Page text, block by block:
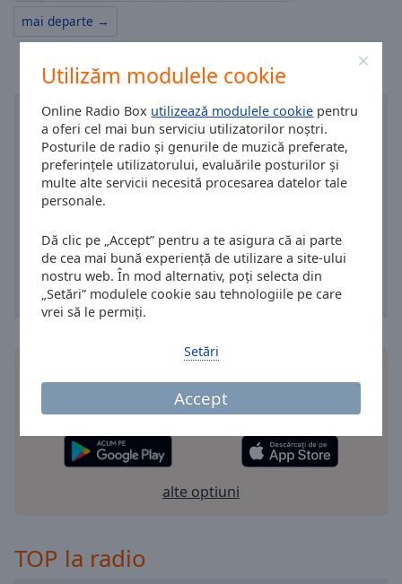
Utilizăm modulele cookie
Online Radio Box utilizează modulele cookie pentru
a oferi cel mai bun serviciu utilizatorilor noștri.
Posturile de radio și genurile de muzică preferate,
preferințele utilizatorului, evaluările posturilor și
multe alte servicii necesită procesarea datelor tale
personale.
Dă clic pe „Accept” pentru a te asigura că ai parte
de cea mai bună experiență de utilizare a site-ului
nostru web. În mod alternativ, poți selecta din
„Setări” modulele cookie sau tehnologiile pe care
vrei să le permiți.
Accept
Setări
mai departe →
aplicație pe smartphone-ul tău și ascultă-ți online
posturile de radio preferate - oriunde te-ai afla!
alte optiuni
TOP la radio